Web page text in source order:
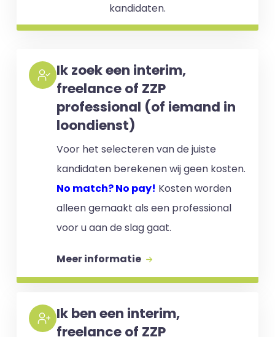
kandidaten.
Ik zoek een interim,
freelance of ZZP
professional (of iemand in
loondienst)
Voor het selecteren van de juiste
kandidaten berekenen wij geen kosten.
No match? No pay! Kosten worden
alleen gemaakt als een professional
voor u aan de slag gaat.
Meer informatie
Ik ben een interim,
freelance of ZZP